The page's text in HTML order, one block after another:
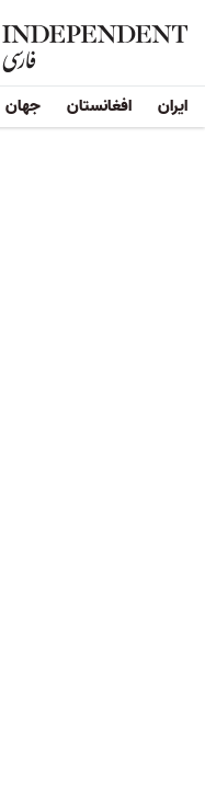
ایران افغانستان جهان